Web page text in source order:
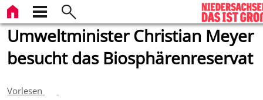
Umweltminister Christian Meyer
besucht das Biosphärenreservat
Vorlesen